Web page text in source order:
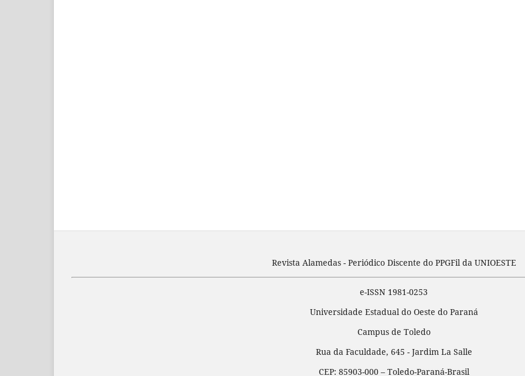
Revista Alamedas - Periódico Discente do PPGFil da UNIOESTE
e-ISSN 1981-0253
Universidade Estadual do Oeste do Paraná
Campus de Toledo
Rua da Faculdade, 645 - Jardim La Salle
CEP: 85903-000 – Toledo-Paraná-Brasil